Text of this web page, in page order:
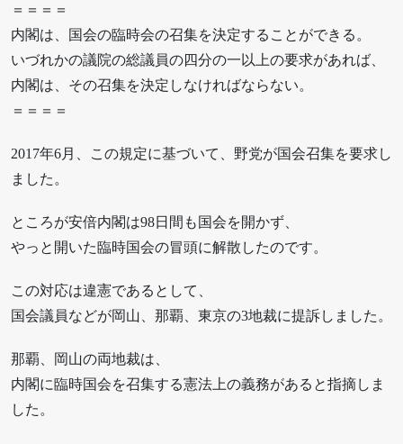
＝＝＝＝
内閣は、国会の臨時会の召集を決定することができる。
いづれかの議院の総議員の四分の一以上の要求があれば、
内閣は、その召集を決定しなければならない。
＝＝＝＝
2017年6月、この規定に基づいて、野党が国会召集を要求し
ました。
ところが安倍内閣は98日間も国会を開かず、
やっと開いた臨時国会の冒頭に解散したのです。
この対応は違憲であるとして、
国会議員などが岡山、那覇、東京の3地裁に提訴しました。
那覇、岡山の両地裁は、
内閣に臨時国会を召集する憲法上の義務があると指摘しま
した。